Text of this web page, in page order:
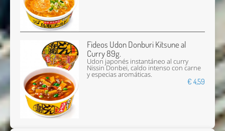
Fideos Udon Donburi Kitsune al
Curry 89g.
Udon japonés instantáneo al curry
Nissin Donbei, caldo intenso con carne
y especias aromáticas.
€ 4,59